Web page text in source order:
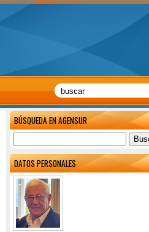
BÚSQUEDA EN AGENSUR
DATOS PERSONALES